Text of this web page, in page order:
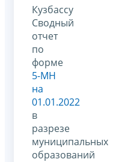
Кузбассу
Сводный
отчет
по
форме
5-МН
на
01.01.2022
в
разрезе
муниципальных
образований